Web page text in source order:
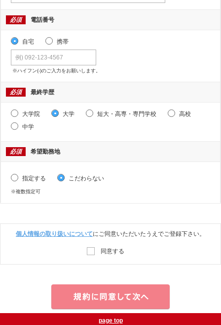
必須 電話番号
自宅 携帯
※ハイフン(-)のご入力をお願いします。
必須 最終学歴
大学院 大学 短大・高専・専門学校
高校
中学
必須 希望勤務地
指定する こだわらない
※複数指定可
個人情報の取り扱いについてにご同意いただいたうえでご登録下さい。
同意する
page top